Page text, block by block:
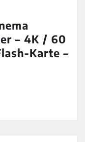
– 4K / 60
Karte –